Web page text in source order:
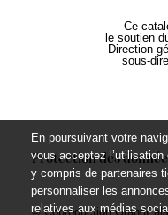
Ce
le soutien
Direction
sous-
Protection des
© Coproduction
En poursuivant votre
vous acceptez
y compris de partenaires
personnaliser les
relatives aux médias